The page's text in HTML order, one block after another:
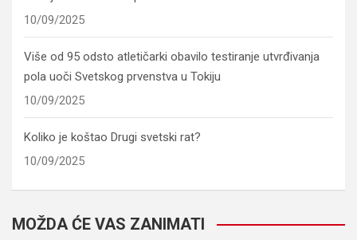
10/09/2025
Više od 95 odsto atletičarki obavilo testiranje utvrđivanja
pola uoči Svetskog prvenstva u Tokiju
10/09/2025
Koliko je koštao Drugi svetski rat?
10/09/2025
MOŽDA ĆE VAS ZANIMATI